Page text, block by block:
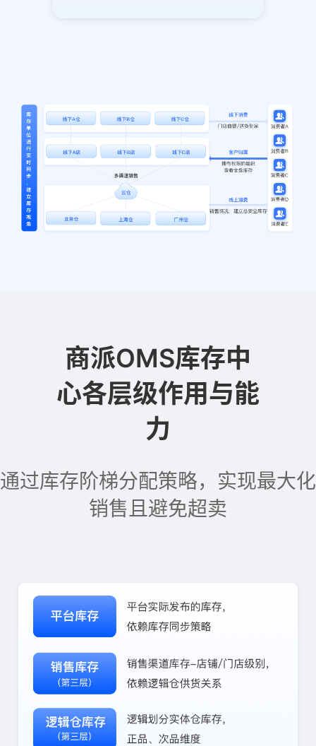
商派OMS库存中
心各层级作用与能
力
通过库存阶梯分配策略，实现最大化
销售且避免超卖